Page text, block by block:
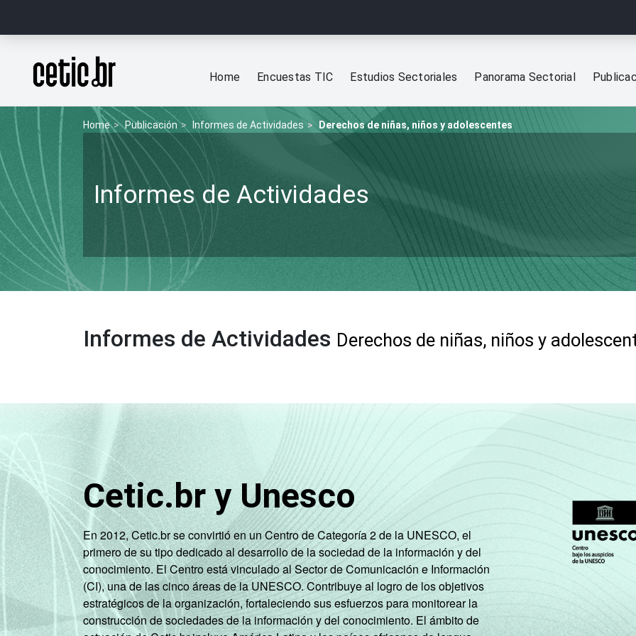
Página inicial
Home Encuestas TIC Estudios Sectoriales Panorama Sectorial
Home Publicación Informes de Actividades Derechos de niñas, niños y adolescentes
Informes de Actividades
Informes de Actividades Derechos de niñas, niños y
Cetic.br y Unesco
En 2012, Cetic.br se convirtió en un Centro de Categoría 2 de la UNESCO, el
primero de su tipo dedicado al desarrollo de la sociedad de la información y del
conocimiento. El Centro está vinculado al Sector de Comunicación e Información
(CI), una de las cinco áreas de la UNESCO. Contribuye al logro de los objetivos
estratégicos de la organización, fortaleciendo sus esfuerzos para monitorear la
construcción de sociedades de la información y del conocimiento. El ámbito de